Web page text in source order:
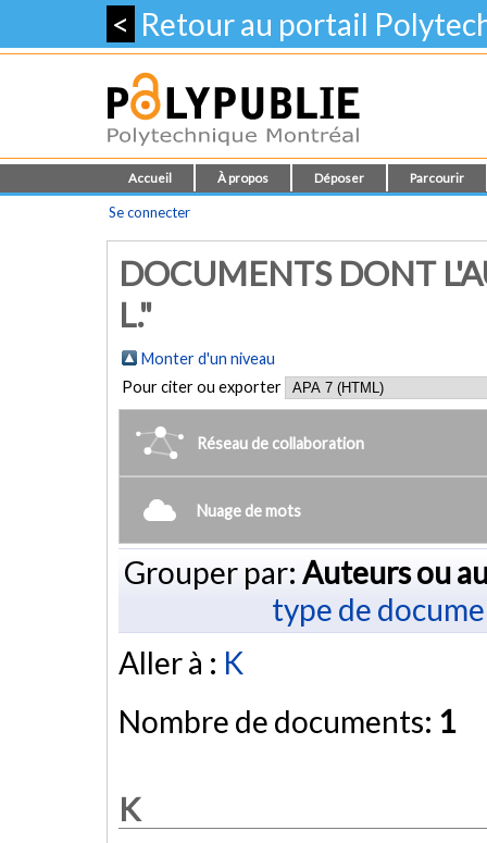
< Retour au portail
Accueil À propos Déposer Parcourir
Se connecter
DOCUMENTS DONT
L."
Monter d'un niveau
Pour citer ou exporter
Réseau de collaboration
Nuage de mots
Grouper par: Auteurs ou
type de
Aller à : K
Nombre de documents: 1
K